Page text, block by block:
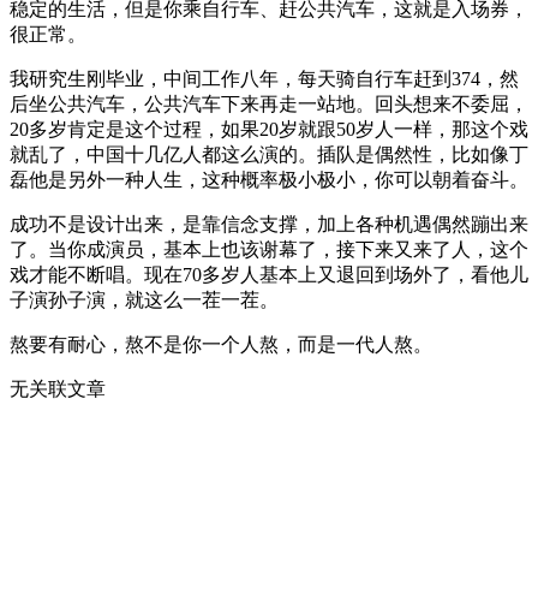
稳定的生活，但是你乘自行车、赶公共汽车，这就是入场券，
很正常。
我研究生刚毕业，中间工作八年，每天骑自行车赶到374，然
后坐公共汽车，公共汽车下来再走一站地。回头想来不委屈，
20多岁肯定是这个过程，如果20岁就跟50岁人一样，那这个戏
就乱了，中国十几亿人都这么演的。插队是偶然性，比如像丁
磊他是另外一种人生，这种概率极小极小，你可以朝着奋斗。
成功不是设计出来，是靠信念支撑，加上各种机遇偶然蹦出来
了。当你成演员，基本上也该谢幕了，接下来又来了人，这个
戏才能不断唱。现在70多岁人基本上又退回到场外了，看他儿
子演孙子演，就这么一茬一茬。
熬要有耐心，熬不是你一个人熬，而是一代人熬。
无关联文章